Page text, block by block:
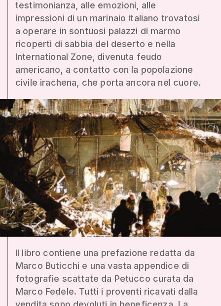
testimonianza, alle emozioni, alle
impressioni di un marinaio italiano trovatosi
a operare in sontuosi palazzi di marmo
ricoperti di sabbia del deserto e nella
International Zone, divenuta feudo
americano, a contatto con la popolazione
civile irachena, che porta ancora nel cuore.
Il libro contiene una prefazione redatta da
Marco Buticchi e una vasta appendice di
fotografie scattate da Petucco curata da
Marco Fedele. Tutti i proventi ricavati dalla